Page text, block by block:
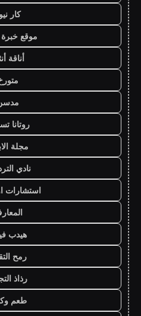
كار
موقع خبرة
أناقة
روتانا
مجلة
نادي
استشارات
هيدب
رمح
رذاذ
طعم